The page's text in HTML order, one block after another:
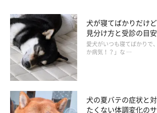
いぬのきもち投稿写真ギャラリー
成犬になると、誕生時に比べて50～70倍も体
大型犬。もともと骨密度が高いですが、この
犬が寝てばかりだけ
見分け方と受診の目
愛犬がいつも寝てばかりで
か病気！？」な …
犬の夏バテの症状と
たくない体調変化の